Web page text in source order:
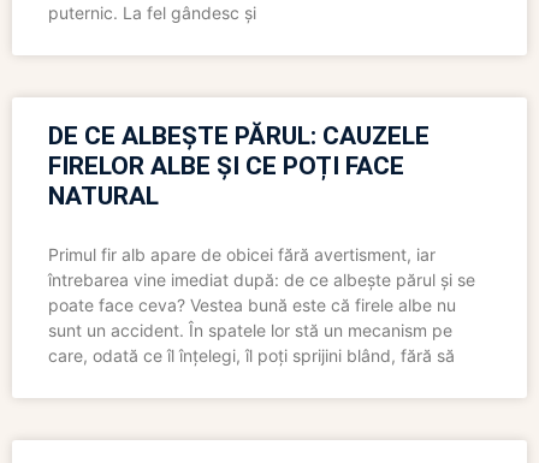
puternic. La fel gândesc și
DE CE ALBEȘTE PĂRUL: CAUZELE
FIRELOR ALBE ȘI CE POȚI FACE
NATURAL
Primul fir alb apare de obicei fără avertisment, iar
întrebarea vine imediat după: de ce albește părul și se
poate face ceva? Vestea bună este că firele albe nu
sunt un accident. În spatele lor stă un mecanism pe
care, odată ce îl înțelegi, îl poți sprijini blând, fără să